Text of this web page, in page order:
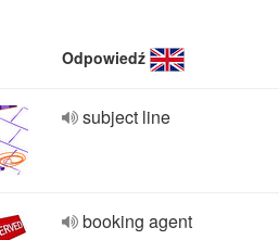
Odpowiedź
subject line
booking agent